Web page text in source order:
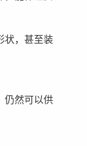
状，甚至装
仍然可以供